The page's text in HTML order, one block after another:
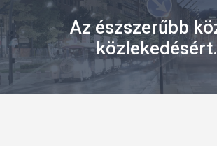
Az észszerűbb
közlekedésért.